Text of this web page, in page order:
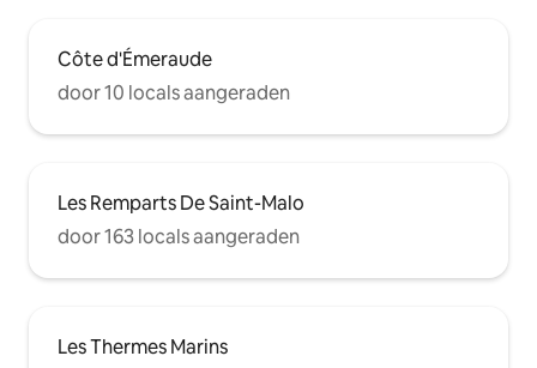
Côte d'Émeraude
door 10 locals aangeraden
Les Remparts De Saint-Malo
door 163 locals aangeraden
Les Thermes Marins